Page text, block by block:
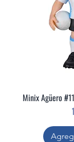
Minix Agüero